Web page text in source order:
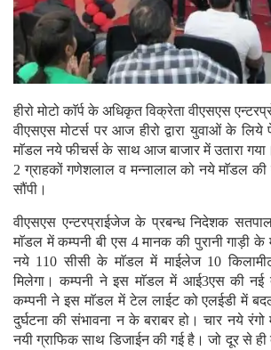
हीरो मोटो काॅर्प के अधिकृत विक्रेता वीएसएस
वीएसएस मोटर्स पर आज हीरो द्वारा युवाओं के
माॅडल नये फीचर्स के साथ आज बाजार में उतारा
2 ग्राहकों गणेशलाल व मन्नालाल को नये माॅडल की
सौंपी।
वीएसएस एन्टरप्राईजेज के प्रबन्ध निदेशक
माॅडल में कम्पनी बी एस 4 मानक की पुरानी गाड़ी
नये 110 सीसी के माॅडल में माईलेज 10
मिलेगा। कम्पनी ने इस माॅडल में आई3एस की नई
कम्पनी ने इस माॅडल में टेल लाईट को एलईडी में
दुर्घटना की संभावना न के बराबर हो। चार नये
नयी ग्राफिक साथ डिजाईन की गई है। जो दूर से